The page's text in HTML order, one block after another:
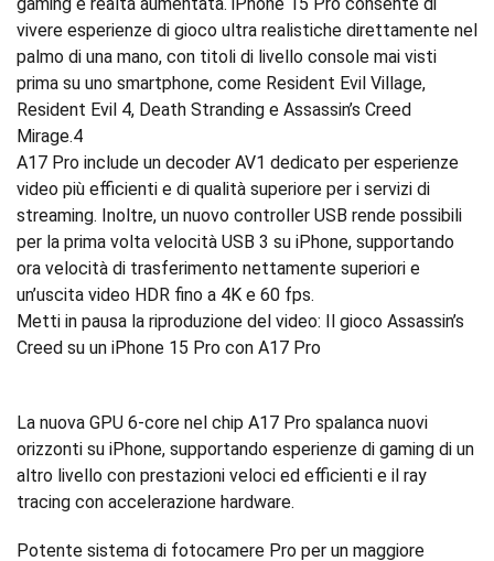
gaming e realtà aumentata. iPhone 15 Pro consente di
vivere esperienze di gioco ultra realistiche direttamente nel
palmo di una mano, con titoli di livello console mai visti
prima su uno smartphone, come Resident Evil Village,
Resident Evil 4, Death Stranding e Assassin’s Creed
Mirage.4
A17 Pro include un decoder AV1 dedicato per esperienze
video più efficienti e di qualità superiore per i servizi di
streaming. Inoltre, un nuovo controller USB rende possibili
per la prima volta velocità USB 3 su iPhone, supportando
ora velocità di trasferimento nettamente superiori e
un’uscita video HDR fino a 4K e 60 fps.
Metti in pausa la riproduzione del video: Il gioco Assassin’s
Creed su un iPhone 15 Pro con A17 Pro
La nuova GPU 6-core nel chip A17 Pro spalanca nuovi
orizzonti su iPhone, supportando esperienze di gaming di un
altro livello con prestazioni veloci ed efficienti e il ray
tracing con accelerazione hardware.
Potente sistema di fotocamere Pro per un maggiore